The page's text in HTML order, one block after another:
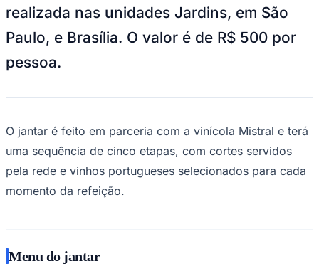
NBA
NFL
Fórmula 1
UFC
Tênis (ATP)
MLB
Atletismo
Competições de Futebol
Brasileirão Série A
Brasileirão Série B
Paulistão
Champions League
realizada nas unidades Jardins, em São
Paulo, e Brasília. O valor é de R$ 500 por
pessoa.
O jantar é feito em parceria com a vinícola Mistral e terá
uma sequência de cinco etapas, com cortes servidos
pela rede e vinhos portugueses selecionados para cada
momento da refeição.
Menu do jantar